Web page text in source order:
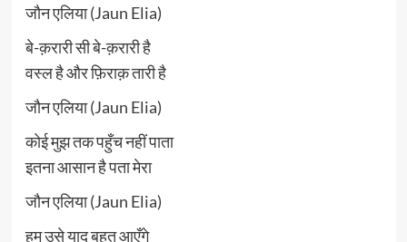
जौन एलिया (Jaun Elia)
बे-क़रारी सी बे-क़रारी है
वस्ल है और फ़िराक़ तारी है
जौन एलिया (Jaun Elia)
कोई मुझ तक पहुँच नहीं पाता
इतना आसान है पता मेरा
जौन एलिया (Jaun Elia)
हम उसे याद बहुत आएँगे